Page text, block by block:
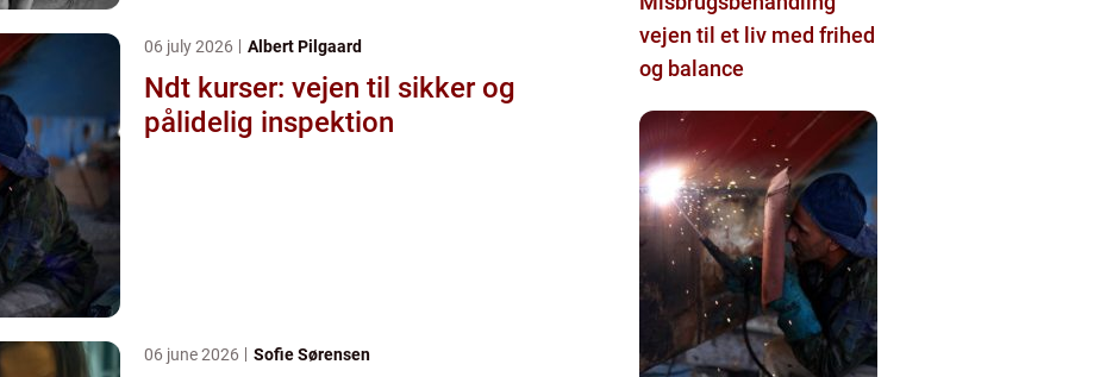
06 july 2026 Albert Pilgaard
Ndt kurser: vejen til sikker og
pålidelig inspektion
06 june 2026 Sofie Sørensen
vejen til et liv med frihed
og balance